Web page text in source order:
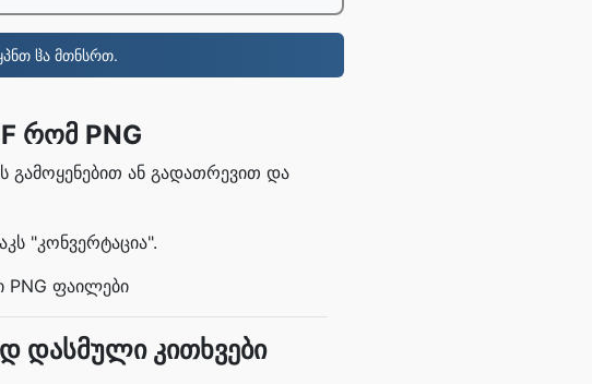
ჱა მთნსრთ.
რომ PNG
გამოყენებით ან გადათრევით და
"კონვერტაცია".
PNG ფაილები
დასმული კითხვები